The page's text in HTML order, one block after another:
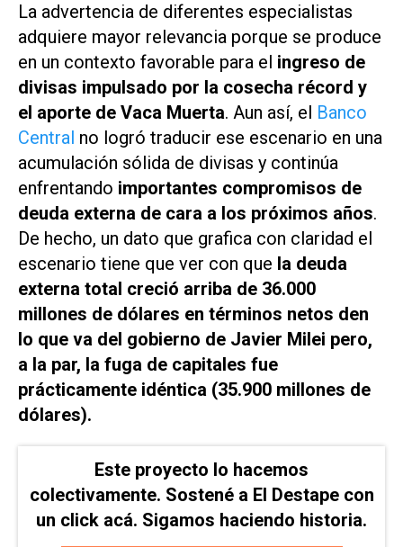
La advertencia de diferentes especialistas
adquiere mayor relevancia porque se produce
en un contexto favorable para el ingreso de
divisas impulsado por la cosecha récord y
el aporte de Vaca Muerta. Aun así, el Banco
Central no logró traducir ese escenario en una
acumulación sólida de divisas y continúa
enfrentando importantes compromisos de
deuda externa de cara a los próximos años.
De hecho, un dato que grafica con claridad el
escenario tiene que ver con que la deuda
externa total creció arriba de 36.000
millones de dólares en términos netos den
lo que va del gobierno de Javier Milei pero,
a la par, la fuga de capitales fue
prácticamente idéntica (35.900 millones de
dólares).
Este proyecto lo hacemos
colectivamente. Sostené a El Destape con
un click acá. Sigamos haciendo historia.